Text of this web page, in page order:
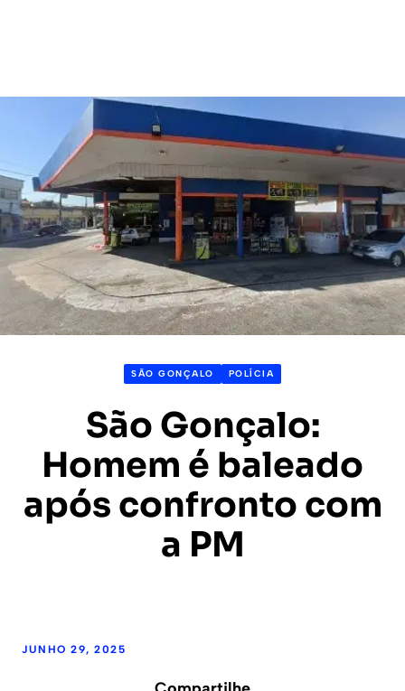
SÃO GONÇALO POLÍCIA
São Gonçalo:
Homem é baleado
após confronto com
a PM
JUNHO 29, 2025